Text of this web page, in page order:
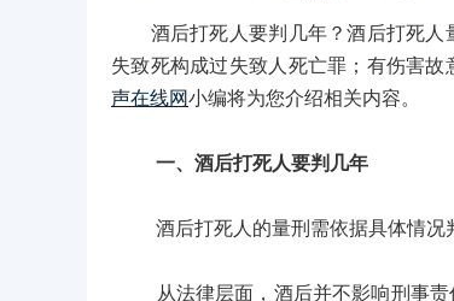
酒后打死人要判几年？酒后打死人
失致死构成过失致人死亡罪；有伤害
声在线网小编将为您介绍相关内容。
一、酒后打死人要判几年
酒后打死人的量刑需依据具体情况
从法律层面，酒后并不影响刑事责任